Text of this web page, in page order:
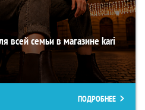
всей семьи в магазине kari
ПОДРОБНЕЕ